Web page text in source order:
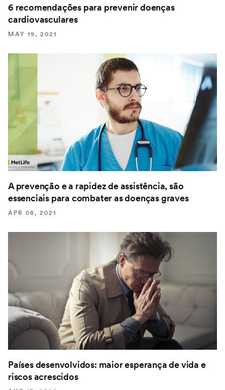
6 recomendações para prevenir doenças
cardiovasculares
MAY 19, 2021
A prevenção e a rapidez de assistência, são
essenciais para combater as doenças graves
APR 08, 2021
Países desenvolvidos: maior esperança de vida e
riscos acrescidos